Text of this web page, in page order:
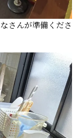
さんが準備くださ